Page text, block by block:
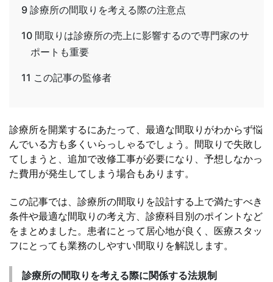
9 診療所の間取りを考える際の注意点
10 間取りは診療所の売上に影響するので専門家のサ
ポートも重要
11 この記事の監修者
診療所を開業するにあたって、最適な間取りがわからず悩
んでいる方も多くいらっしゃるでしょう。間取りで失敗し
てしまうと、追加で改修工事が必要になり、予想しなかっ
た費用が発生してしまう場合もあります。
この記事では、診療所の間取りを設計する上で満たすべき
条件や最適な間取りの考え方、診療科目別のポイントなど
をまとめました。患者にとって居心地が良く、医療スタッ
フにとっても業務のしやすい間取りを解説します。
診療所の間取りを考える際に関係する法規制